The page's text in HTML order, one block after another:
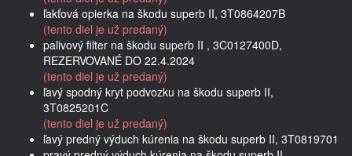
ľakťová opierka na škodu superb II, 3T0864207B
(tento diel je už predaný)
palivový filter na škodu superb II , 3C0127400D,
REZERVOVANÉ DO 22.4.2024
(tento diel je už predaný)
ľavý spodný kryt podvozku na škodu superb II,
3T0825201C
(tento diel je už predaný)
ľavý predný výduch kúrenia na škodu superb II, 3T0819701